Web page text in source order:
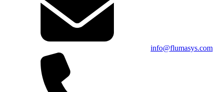
info@flumasys.com